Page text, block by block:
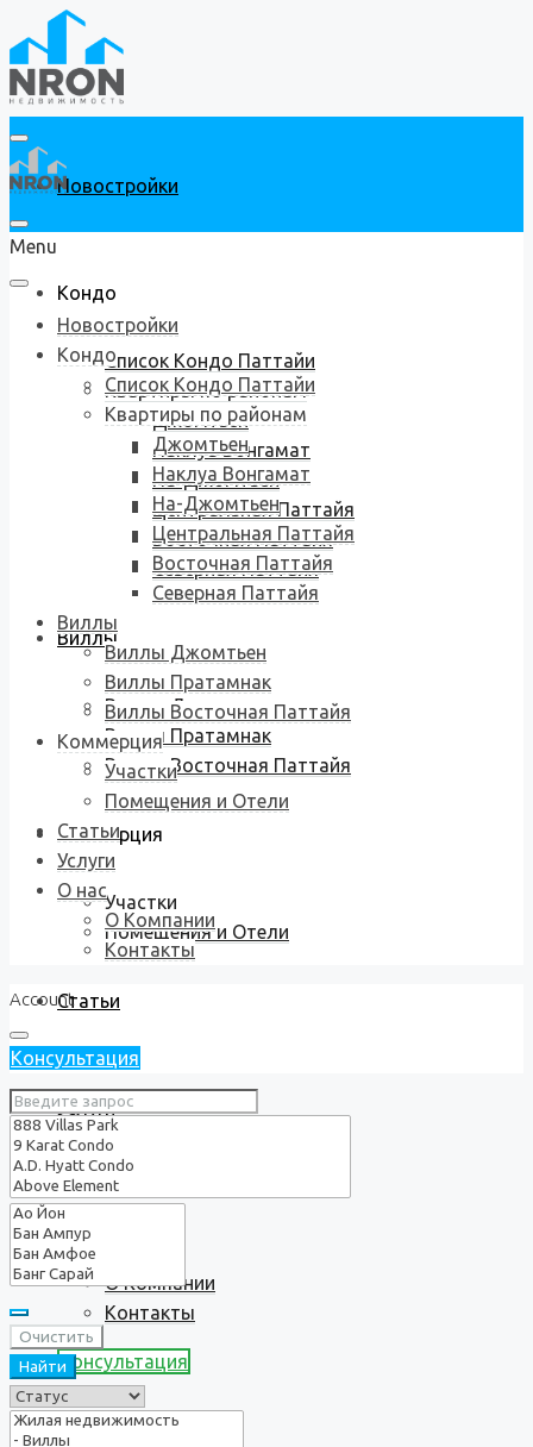
Новостройки
Кондо
Список Кондо Паттайи
Квартиры по районам
Джомтьен
Наклуа Вонгамат
На-Джомтьен
Центральная Паттайя
Восточная Паттайя
Северная Паттайя
Виллы
Виллы Джомтьен
Виллы Пратамнак
Виллы Восточная Паттайя
Коммерция
Участки
Помещения и Отели
Статьи
Услуги
О нас
О Компании
Контакты
Консультация
Menu
Новостройки
Кондо
Список Кондо Паттайи
Квартиры по районам
Джомтьен
Наклуа Вонгамат
На-Джомтьен
Центральная Паттайя
Восточная Паттайя
Северная Паттайя
Виллы
Виллы Джомтьен
Виллы Пратамнак
Виллы Восточная Паттайя
Коммерция
Участки
Помещения и Отели
Статьи
Услуги
О нас
О Компании
Контакты
Account
Консультация
Очистить
Найти